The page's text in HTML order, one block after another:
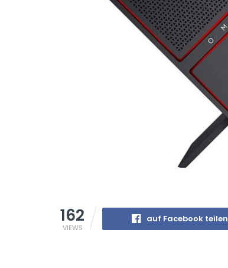
162
VIEWS
auf Facebook teilen